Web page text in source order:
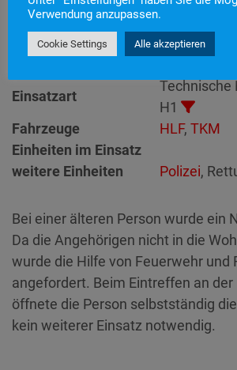
Einsatzort
Alarmierungszeitpunkt16. Februar
Einsatzart
Technische
H1
Fahrzeuge
HLF, TKM
Einheiten im Einsatz
weitere Einheiten
Polizei,
Bei einer älteren Person wurde ein
Da die Angehörigen nicht in die
wurde die Hilfe von Feuerwehr und
angefordert. Beim Eintreffen an der
öffnete die Person selbstständig
kein weiterer Einsatz notwendig.
Verwendung anzupassen.
Cookie Settings Alle akzeptieren